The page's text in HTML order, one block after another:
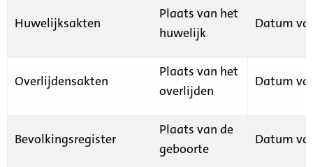
Huwelijksakten
Plaats van het
huwelijk
Datum
Overlijdensakten
Plaats van het
overlijden
Datum
Bevolkingsregister
Plaats van de
geboorte
Datum